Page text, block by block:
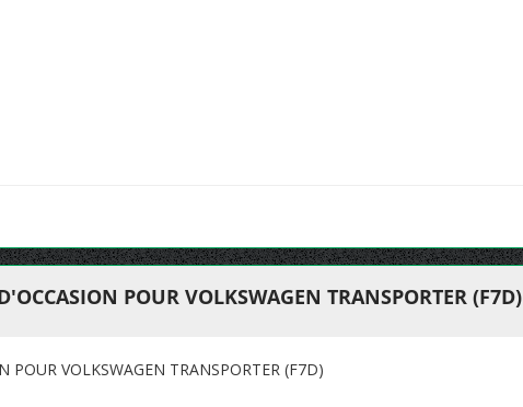
POUR VOLKSWAGEN TRANSPORTER (F7D)
POUR VOLKSWAGEN TRANSPORTER (F7D)